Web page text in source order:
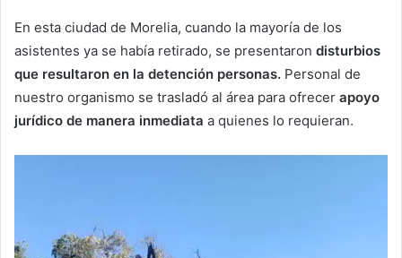
En esta ciudad de Morelia, cuando la mayoría de los
asistentes ya se había retirado, se presentaron disturbios
que resultaron en la detención personas. Personal de
nuestro organismo se trasladó al área para ofrecer apoyo
jurídico de manera inmediata a quienes lo requieran.